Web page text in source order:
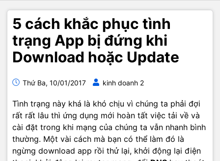
5 cách khắc phục tình
trạng App bị đứng khi
Download hoặc Update
Thứ Ba, 10/01/2017 kinh doanh 2
Tình trạng này khá là khó chịu vì chúng ta phải đợi
rất rất lâu thì ứng dụng mới hoàn tất việc tải về và
cài đặt trong khi mạng của chúng ta vẫn nhanh bình
thường. Một vài cách mà bạn có thể làm đó là
ngừng download app rồi thử lại, khởi động lại điện